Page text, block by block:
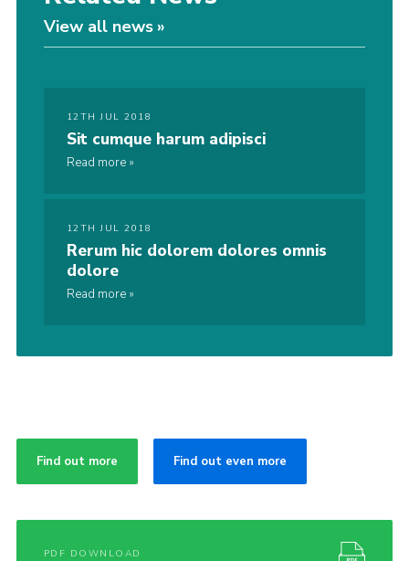
View all news
12TH JUL 2018
Sit cumque harum adipisci
Read more
12TH JUL 2018
Rerum hic dolorem dolores omnis
dolore
Read more
Find out more Find out even more
PDF DOWNLOAD